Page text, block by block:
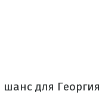
для